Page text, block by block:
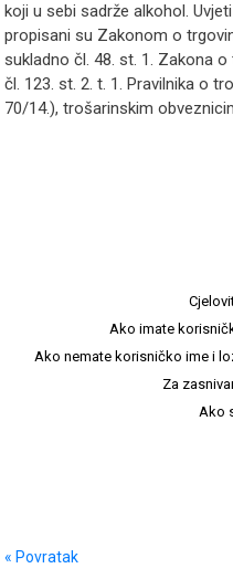
koji u sebi sadrže alkohol.
propisani su Zakonom o
sukladno čl. 48. st. 1. Zakona
čl. 123. st. 2. t. 1. Pravilnika o
70/14.), trošarinskim
Ako imate
Ako nemate korisničko ime i
Za
Ako
« Povratak